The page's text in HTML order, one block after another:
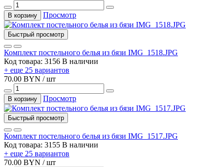
В корзину Просмотр
Быстрый просмотр
Комплект постельного белья из бязи IMG_1518.JPG
Код товара: 3156 В наличии
+ еще 25 вариантов
70.00 BYN / шт
В корзину Просмотр
Быстрый просмотр
Комплект постельного белья из бязи IMG_1517.JPG
Код товара: 3155 В наличии
+ еще 25 вариантов
70.00 BYN / шт